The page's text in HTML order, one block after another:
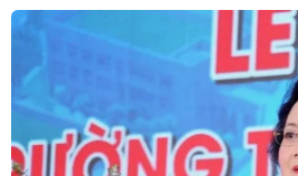
Sở hữu trí tuệ
Quy
RSS
Hỗ
Ngôn ngữ
Dịch vụ tin